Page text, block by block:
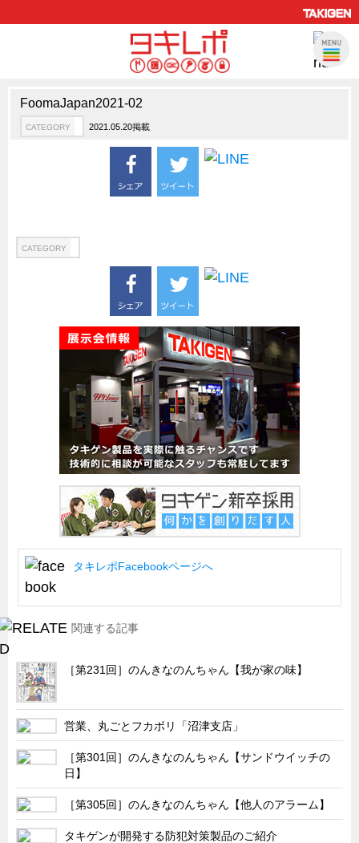
CATEGORY
新製品ロケットニュース
ハイセキュリティ錠前TAKシリーズ
CFRP（炭素繊維強化プラスチック）
ソリューション
船舶・港湾設備
試作・特注品の事例集
SDGs配慮・脱炭素
省力化製品
配電盤・分電盤・キュービクル
医療・福祉・介護関連
ロボット・自動化装置関連
二次電池関連
EV・PHEV充電器関連
半導体製造装置関連
共同溝・無電柱化関連
サーバーラック・エンクロジャー
特装車・バス・トラック関連
フリーザー・フードマシナリー関連
自動販売機・自動改札機関連
鉄道車両・駅舎関連
FoomaJapan2021-02
CATEGORY 2021.05.20掲載
CATEGORY
タキレポFacebookページへ
関連する記事
［第231回］のんきなのんちゃん【我が家の味】
営業、丸ごとフカボリ「沼津支店」
［第301回］のんきなのんちゃん【サンドウイッチの
日】
［第305回］のんきなのんちゃん【他人のアラーム】
タキゲンが開発する防犯対策製品のご紹介